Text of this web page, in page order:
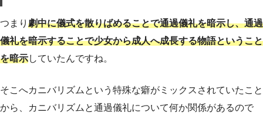
つまり 劇中に儀式を散りばめることで通過儀礼を暗示し、通過
儀礼を暗示することで少女から成人へ成長する物語ということ
を暗示していたんですね。
そこへカニバリズムという特殊な癖がミックスされていたこと
から、カニバリズムと通過儀礼について何か関係があるので